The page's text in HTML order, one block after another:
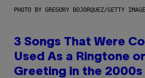
PHOTO BY GREGORY BOJORQUEZ/GETTY
3 Songs That Were
Used As a Ringtone
Greeting in the 2000s